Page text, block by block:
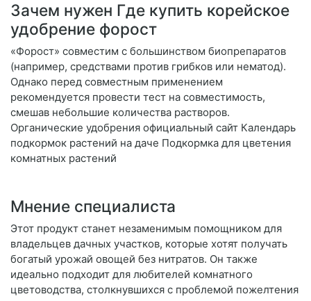
Зачем нужен Где купить корейское
удобрение форост
«Форост» совместим с большинством биопрепаратов
(например, средствами против грибков или нематод).
Однако перед совместным применением
рекомендуется провести тест на совместимость,
смешав небольшие количества растворов.
Органические удобрения официальный сайт Календарь
подкормок растений на даче Подкормка для цветения
комнатных растений
Мнение специалиста
Этот продукт станет незаменимым помощником для
владельцев дачных участков, которые хотят получать
богатый урожай овощей без нитратов. Он также
идеально подходит для любителей комнатного
цветоводства, столкнувшихся с проблемой пожелтения